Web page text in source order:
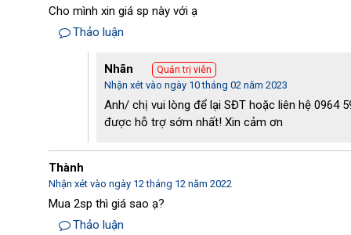
Ứng dụng tháp giải nhiệt Kumisai KMS
Tại sao bạn nên mua tháp giải nhiệt tại điện máy
Hiện nay, hàng thật giả lẫn lộn trên thị trường, người tiêu
sản phẩm tháp giải nhiệt. Tuy nhiên để lựa chọn các sản
Nếu bạn đang băn khoăn chưa tìm được địa chỉ mua
khảo mua hàng tại điện máy Hoàng Liên.
Bởi tại đây, chúng tôi luôn tự hào mang đến những sản
Cho mình xin giá sp này với ạ
Thảo luận
Nhãn Quản trị viên
Nhận xét vào ngày 10 tháng 02 năm 2023
Anh/ chị vui lòng để lại SĐT hoặc liên hệ 0964
được hỗ trợ sớm nhất! Xin cảm ơn
Thành
Nhận xét vào ngày 12 tháng 12 năm 2022
Mua 2sp thì giá sao ạ?
Thảo luận